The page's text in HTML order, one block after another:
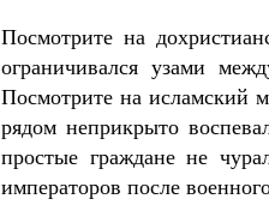
Посмотрите на
ограничивался узами
Посмотрите на исламский
рядом неприкрыто
простые граждане не
императоров после